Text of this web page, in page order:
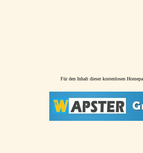
Für den Inhalt dieser kostenlosen